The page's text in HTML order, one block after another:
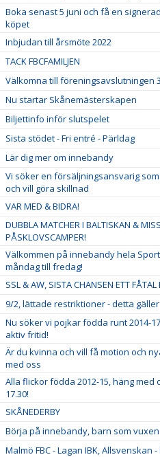
Boka senast 5 juni och få en
köpet
Inbjudan till årsmöte 2022
TACK FBCFAMILJEN
Välkomna till föreningsavslutningen
Nu startar Skånemästerskapen
Biljettinfo inför slutspelet
Sista stödet - Fri entré - Pärldag
Lär dig mer om innebandy
Vi söker en försäljningsansvarig
och vill göra skillnad
VAR MED & BIDRA!
DUBBLA MATCHER I BALTISKAN &
PÅSKLOVSCAMPER!
Välkommen på innebandy hela
måndag till fredag!
SSL & AW, SISTA CHANSEN ETT FÅTAL
9/2, lättade restriktioner - detta gäller
Nu söker vi pojkar födda runt 2014-
aktiv fritid!
Är du kvinna och vill få motion och
med oss
Alla flickor födda 2012-15, häng med
17.30!
SKÅNEDERBY
Börja på innebandy, barn som vuxen
Malmö FBC - Lagan IBK, Allsvenskan